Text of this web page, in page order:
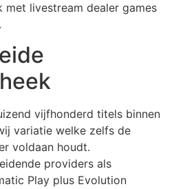
met livestream dealer games
vijfhonderd titels binnen
variatie welke zelfs de
voldaan houdt.
providers als
Play plus Evolution